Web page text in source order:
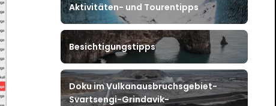
Aktivitäten- und Tourentipps
Besichtigungstipps
Doku im Vulkanausbruchsgebiet-
Svartsengi-Grindavik-